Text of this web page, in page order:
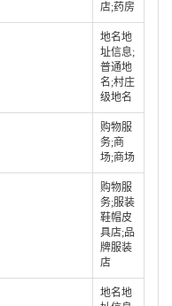
店;药房
地名地
址信息;
普通地
名;村庄
级地名
购物服
务;商
场;商场
购物服
务;服装
鞋帽皮
具店;品
牌服装
店
地名地